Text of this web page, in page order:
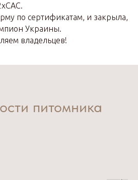
по сертификатам, и закрыла,
Украины.
владельцев!
питомника